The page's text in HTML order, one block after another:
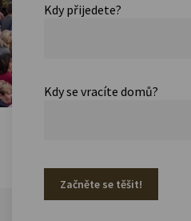
Kdy přijedete?
Kdy se vracíte domů?
Začněte se těšit!